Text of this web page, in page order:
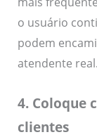
o usuário
podem
atendente real.
4. Coloque
clientes